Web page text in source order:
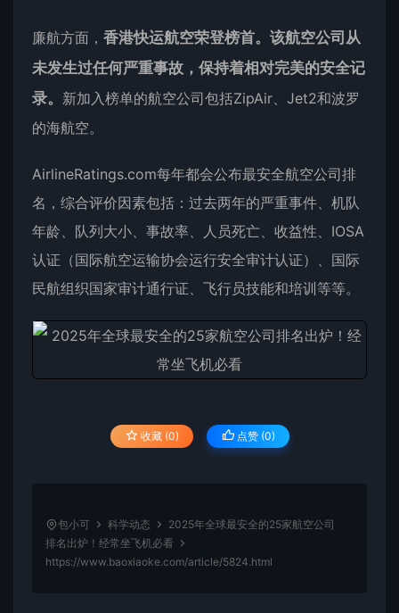
廉航方面， 香港快运航空荣登榜首。该航空公司从
未发生过任何严重事故，保持着相对完美的安全记
录。 新加入榜单的航空公司包括ZipAir、Jet2和波罗
的海航空。
AirlineRatings.com每年都会公布最安全航空公司排
名，综合评价因素包括：过去两年的严重事件、机队
年龄、队列大小、事故率、人员死亡、收益性、IOSA
认证（国际航空运输协会运行安全审计认证）、国际
民航组织国家审计通行证、飞行员技能和培训等等。
收藏 (0) 点赞 (0)
包小可 科学动态
2025年全球最安全的25家航空公司
排名出炉！经常坐飞机必看
https://www.baoxiaoke.com/article/5824.html